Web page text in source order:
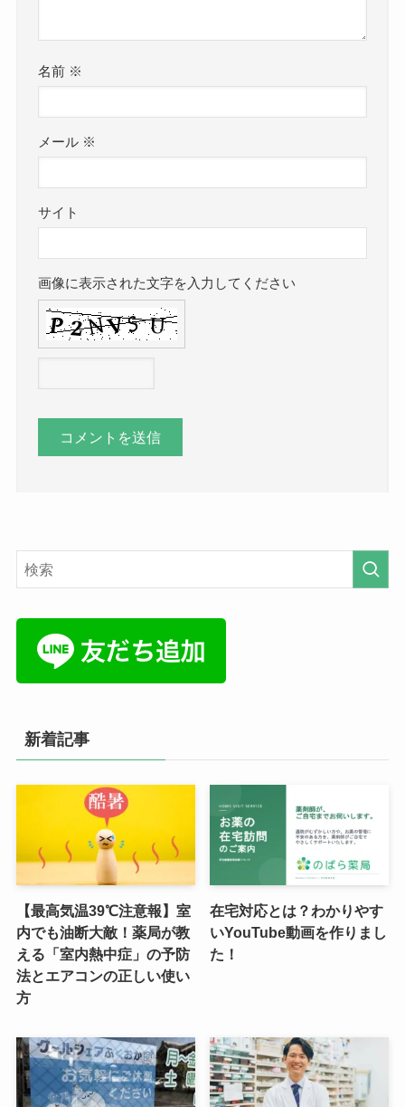
名前 ※
メール ※
サイト
画像に表示された文字を入力してください
新着記事
【最高気温39℃注意報】室
内でも油断大敵！薬局が教
える「室内熱中症」の予防
法とエアコンの正しい使い
方
在宅対応とは？わかりやす
いYouTube動画を作りまし
た！